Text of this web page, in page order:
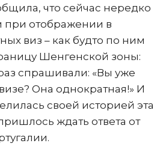
что сейчас нередко
при отображении в
виз – как будто по ним
Шенгенской зоны:
спрашивали: «Вы уже
Она однократная!» И
своей историей эта
ждать ответа от